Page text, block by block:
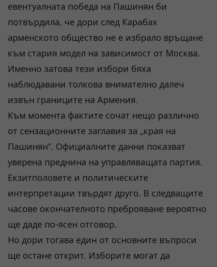
евентуалната победа на Пашинян би
потвърдила, че дори след Карабах
арменското общество не е избрало връщане
към стария модел на зависимост от Москва.
Именно затова тези избори бяха
наблюдавани толкова внимателно далеч
извън границите на Армения.
Към момента фактите сочат нещо различно
от сензационните заглавия за „края на
Пашинян“. Официалните данни показват
уверена преднина на управляващата партия.
Екзитполовете и политическите
интерпретации твърдят друго. В следващите
часове окончателното преброяване вероятно
ще даде по-ясен отговор.
Но дори тогава един от основните въпроси
ще остане открит. Изборите могат да